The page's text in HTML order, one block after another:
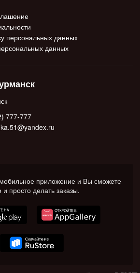
персональных данных
данных
777-777
приложение и Вы сможете
и просто делать заказы.